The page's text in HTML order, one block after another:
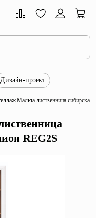
Дизайн-проект
Мальта лиственница
REG2S